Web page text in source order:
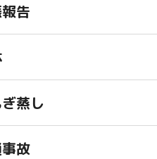
告
蒸し
故